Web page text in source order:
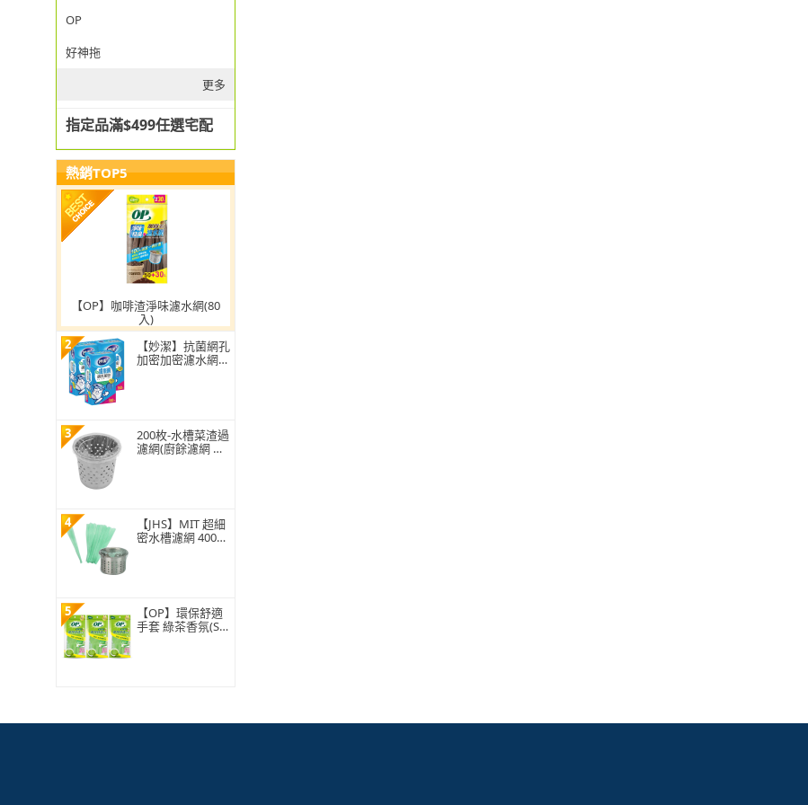
OP
好神拖
更多
指定品滿$499任選宅配
熱銷TOP5
【OP】咖啡渣淨味濾水網(80
入)
2
【妙潔】抗菌網孔
加密加密濾水網-
3
200枚-水槽菜渣過
濾網(廚餘濾網 菜
4
【JHS】MIT 超細
密水槽濾網 400入
5
【OP】環保舒適
手套 綠茶香氛(S/